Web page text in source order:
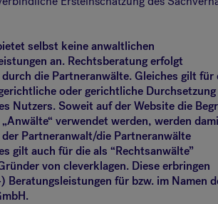
selbst keine anwaltlichen
an. Rechtsberatung erfolgt
die Partneranwälte. Gleiches gilt für
oder gerichtliche Durchsetzung
Nutzers. Soweit auf der Website die
verwendet werden, werden
Partneranwalt/die Partneranwälte
gilt auch für die als “Rechtsanwälte”
von cleverklagen. Diese erbringen
Beratungsleistungen für bzw. im Namen